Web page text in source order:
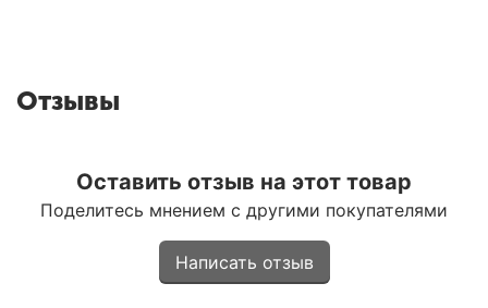
Отзывы
Оставить отзыв на этот товар
Поделитесь мнением с другими покупателями
Написать отзыв